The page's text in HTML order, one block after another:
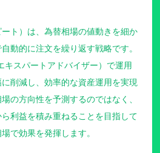
ト）は、為替相場の値動きを細か
動的に注文を繰り返す戦略です。
キスパートアドバイザー）で運用
削減し、効率的な資産運用を実現
の方向性を予測するのではなく、
利益を積み重ねることを目指して
で効果を発揮します。